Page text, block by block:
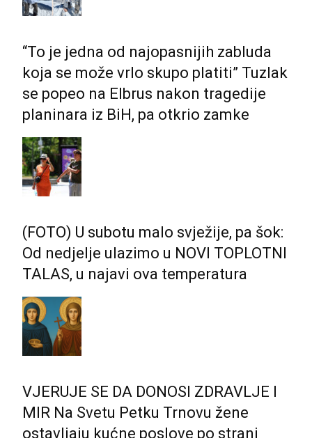
“To je jedna od najopasnijih zabluda
koja se može vrlo skupo platiti” Tuzlak
se popeo na Elbrus nakon tragedije
planinara iz BiH, pa otkrio zamke
(FOTO) U subotu malo svježije, pa šok:
Od nedjelje ulazimo u NOVI TOPLOTNI
TALAS, u najavi ova temperatura
VJERUJE SE DA DONOSI ZDRAVLJE I
MIR Na Svetu Petku Trnovu žene
ostavljaju kućne poslove po strani